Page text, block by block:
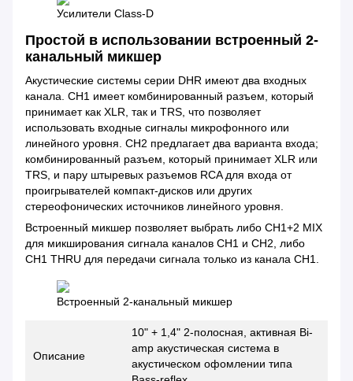
Усилители Class-D
Простой в использовании встроенный 2-
канальный микшер
Акустические системы серии DHR имеют два входных
канала. CH1 имеет комбинированный разъем, который
принимает как XLR, так и TRS, что позволяет
использовать входные сигналы микрофонного или
линейного уровня. CH2 предлагает два варианта входа;
комбинированный разъем, который принимает XLR или
TRS, и пару штыревых разъемов RCA для входа от
проигрывателей компакт-дисков или других
стереофонических источников линейного уровня.
Встроенный микшер позволяет выбрать либо CH1+2 MIX
для микширования сигнала каналов CH1 и CH2, либо
CH1 THRU для передачи сигнала только из канала CH1.
Встроенный 2-канальный микшер
Описание
10" + 1,4" 2-полосная, активная Bi-
amp акустическая система в
акустическом офомлении типа